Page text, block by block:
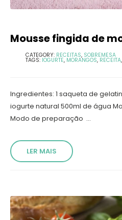
Mousse fingida de
CATEGORY: RECEITAS, SOBREMESA
TAGS: IOGURTE, MORANGOS, RECEITA,
Ingredientes: 1 saqueta de
iogurte natural 500ml de água
Modo de preparação ...
LER MAIS